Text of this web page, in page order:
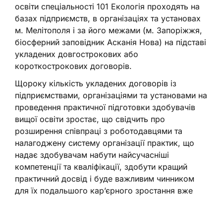
освіти спеціальності 101 Екологія проходять на
базах підприємств, в організаціях та установах
м. Мелітополя і за його межами (м. Запоріжжя,
біосферний заповідник Асканія Нова) на підставі
укладених довгострокових або
короткострокових договорів.
Щороку кількість укладених договорів із
підприємствами, організаціями та установами на
проведення практичної підготовки здобувачів
вищої освіти зростає, що свідчить про
розширення співпраці з роботодавцями та
налагоджену систему організації практик, що
надає здобувачам набути найсучасніші
компетенції та кваліфікації, здобути кращий
практичний досвід і буде важливим чинником
для їх подальшого кар’єрного зростання вже